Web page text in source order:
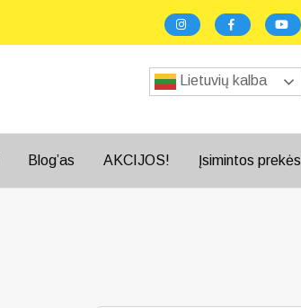
Lietuvių kalba
Blog’as AKCIJOS! Įsimintos prekės